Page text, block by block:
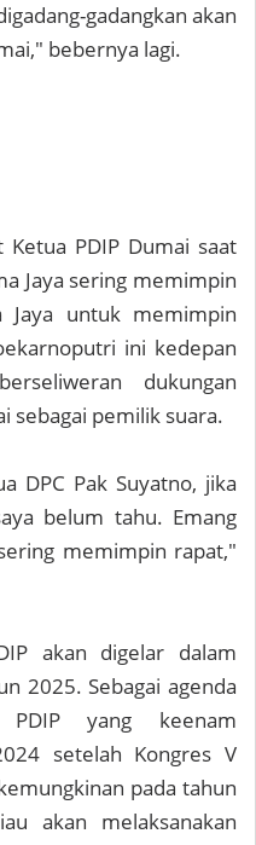
gadangkan akan
bebernya lagi.
PDIP Dumai saat
Jaya sering memimpin
Jaya untuk memimpin
ini kedepan
dukungan
sebagai pemilik suara.
DPC Pak Suyatno, jika
belum tahu. Emang
memimpin rapat,"
akan digelar dalam
2025. Sebagai agenda
yang keenam
setelah Kongres V
pada tahun
akan melaksanakan